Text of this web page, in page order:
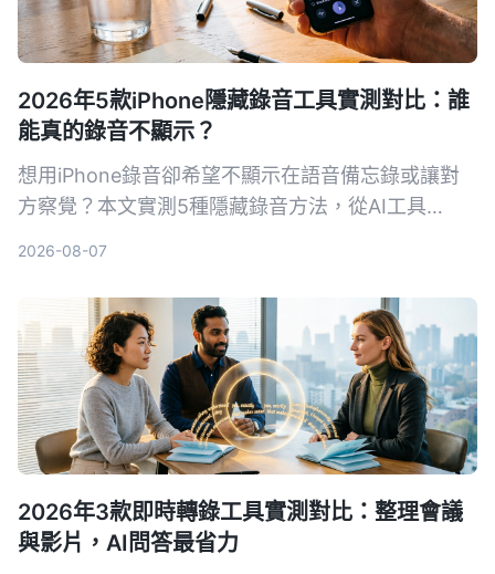
2026年5款iPhone隱藏錄音工具實測對比：誰
能真的錄音不顯示？
想用iPhone錄音卻希望不顯示在語音備忘錄或讓對
方察覺？本文實測5種隱藏錄音方法，從AI工具
2026-08-07
2026年3款即時轉錄工具實測對比：整理會議
與影片，AI問答最省力